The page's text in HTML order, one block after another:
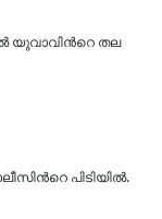
യുവാവിന്‍റെ തല
പിടിയിൽ.